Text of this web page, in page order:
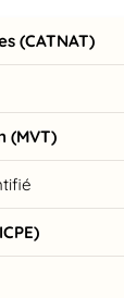
(CATNAT)
(MVT)